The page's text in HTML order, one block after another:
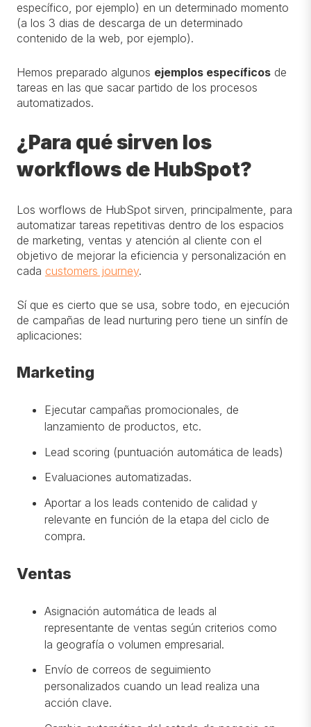
específico, por ejemplo) en un determinado momento
(a los 3 dias de descarga de un determinado
contenido de la web, por ejemplo).
Hemos preparado algunos ejemplos específicos de
tareas en las que sacar partido de los procesos
automatizados.
¿Para qué sirven los
workflows de HubSpot?
Los worflows de HubSpot sirven, principalmente, para
automatizar tareas repetitivas dentro de los espacios
de marketing, ventas y atención al cliente con el
objetivo de mejorar la eficiencia y personalización en
cada customers journey.
Sí que es cierto que se usa, sobre todo, en ejecución
de campañas de lead nurturing pero tiene un sinfín de
aplicaciones:
Marketing
Ejecutar campañas promocionales, de
lanzamiento de productos, etc.
Lead scoring (puntuación automática de leads)
Evaluaciones automatizadas.
Aportar a los leads contenido de calidad y
relevante en función de la etapa del ciclo de
compra.
Ventas
Asignación automática de leads al
representante de ventas según criterios como
la geografía o volumen empresarial.
Envío de correos de seguimiento
personalizados cuando un lead realiza una
acción clave.